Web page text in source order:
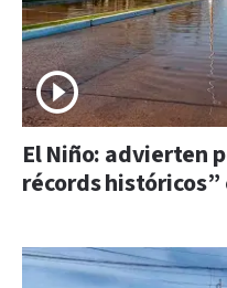
El Niño: advierten
récords históricos”